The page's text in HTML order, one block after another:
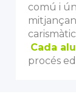
comú i
Cada
procés